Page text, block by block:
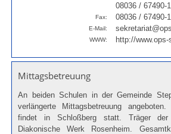
08036 / 67490-
Fax: 08036 / 67490-
E-Mail:
WWW: http://
Mittagsbetreuung
An beiden Schulen in der Gemeinde
verlängerte Mittagsbetreuung
findet in Schloßberg statt. Träger
Diakonische Werk Rosenheim.